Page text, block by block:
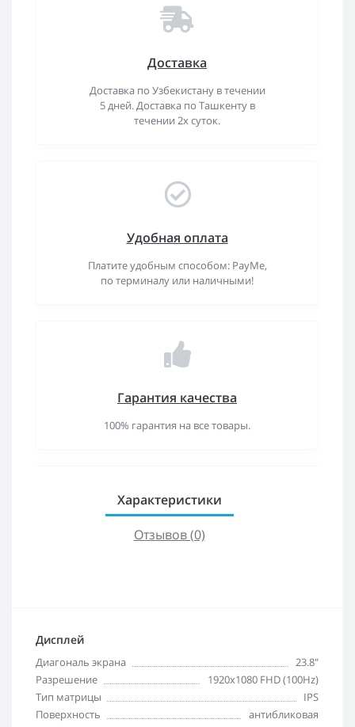
Доставка
Доставка по Узбекистану в течении
5 дней. Доставка по Ташкенту в
течении 2х суток.
Удобная оплата
Платите удобным способом: PayMe,
по терминалу или наличными!
Гарантия качества
100% гарантия на все товары.
Характеристики
Отзывов (0)
Дисплей
Диагональ экрана
23.8"
Разрешение
1920x1080 FHD (100Hz)
Тип матрицы
IPS
Поверхность
антибликовая